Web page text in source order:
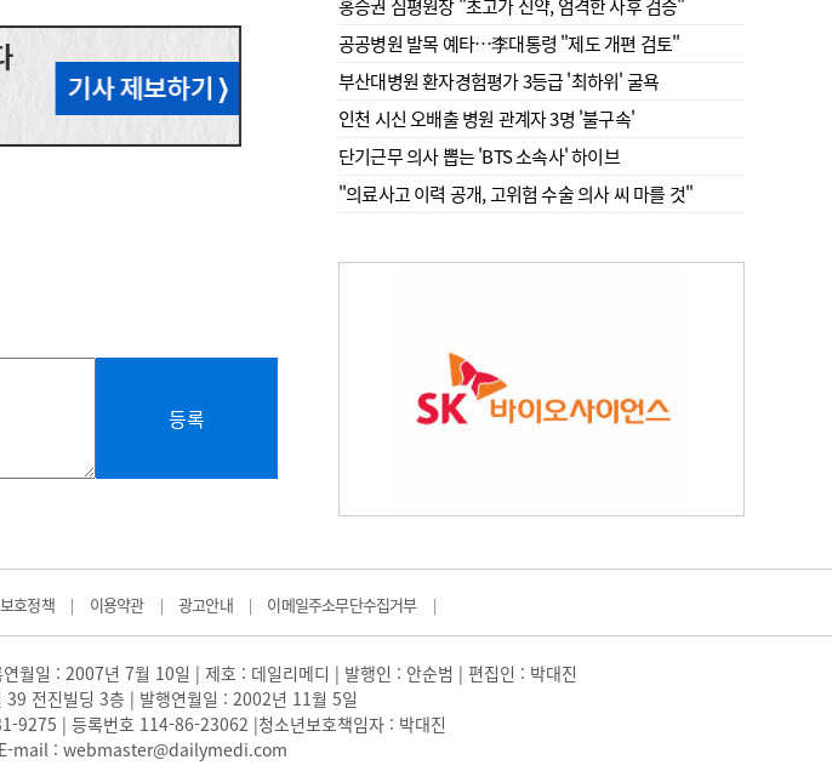
등록
홍승권 심평원장 " 초고가 신약, 엄격한 사후 검증"
공공병원 발목 예타…李대통령 "제도 개편 검토"
부산대병원 환자경험평가 3등급 '최하위' 굴욕
인천 시신 오배출 병원 관계자 3명 '불구속'
단기근무 의사 뽑는 'BTS 소속사' 하이브
"의료사고 이력 공개, 고위험 수술 의사 씨 마를 것"
호정책 | 이용약관 | 광고안내 | 이메일주소무단수집거부 |
월일 : 2007년 7월 10일 | 제호 : 데일리메디 | 발행인 : 안순범 | 편집인 : 박대진
전진빌딩 3층 | 발행연월일 : 2002년 11월 5일
9275 | 등록번호 114-86-23062 |청소년보호책임자 : 박대진
E-mail : webmaster@dailymedi.com